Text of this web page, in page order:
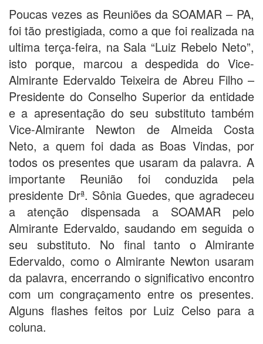
Poucas vezes as Reuniões da SOAMAR – PA,
foi tão prestigiada, como a que foi realizada na
ultima terça-feira, na Sala “Luiz Rebelo Neto”,
isto porque, marcou a despedida do Vice-
Almirante Edervaldo Teixeira de Abreu Filho –
Presidente do Conselho Superior da entidade
e a apresentação do seu substituto também
Vice-Almirante Newton de Almeida Costa
Neto, a quem foi dada as Boas Vindas, por
todos os presentes que usaram da palavra. A
importante Reunião foi conduzida pela
presidente Drª. Sônia Guedes, que agradeceu
a atenção dispensada a SOAMAR pelo
Almirante Edervaldo, saudando em seguida o
seu substituto. No final tanto o Almirante
Edervaldo, como o Almirante Newton usaram
da palavra, encerrando o significativo encontro
com um congraçamento entre os presentes.
Alguns flashes feitos por Luiz Celso para a
coluna.